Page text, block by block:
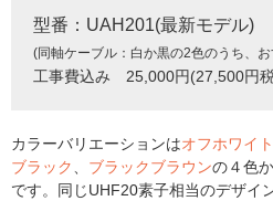
型番：UAH201(最新モデル)
(同軸ケーブル：白か黒の2色のうち、
工事費込み 25,000円(27,500円
カラーバリエーションはオフホワイト
ブラック
ブラックブラウンの４色
です。同じUHF20素子相当のデザイ